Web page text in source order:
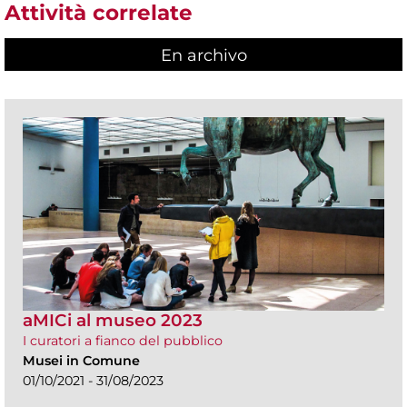
Attività correlate
En archivo
aMICi al museo 2023
I curatori a fianco del pubblico
Musei in Comune
01/10/2021 - 31/08/2023